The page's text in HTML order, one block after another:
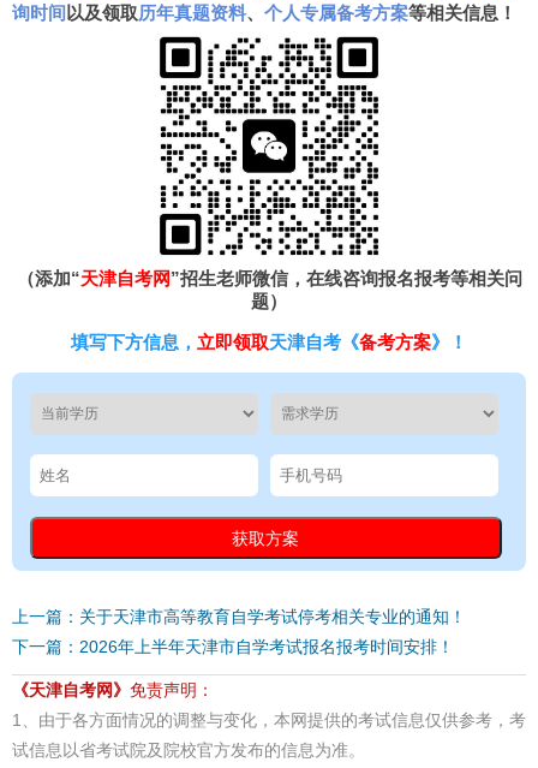
询时间 以及领取历年真题资料、 个人专属备考方案等相关信息！
（添加“天津自考网”招生老师微信，在线咨询报名报考等相关问
题）
填写下方信息， 立即领取天津自考《备考方案》！
上一篇：关于天津市高等教育自学考试停考相关专业的通知！
下一篇：2026年上半年天津市自学考试报名报考时间安排！
《天津自考网》 免责声明：
1、由于各方面情况的调整与变化，本网提供的考试信息仅供参考，考
试信息以省考试院及院校官方发布的信息为准。